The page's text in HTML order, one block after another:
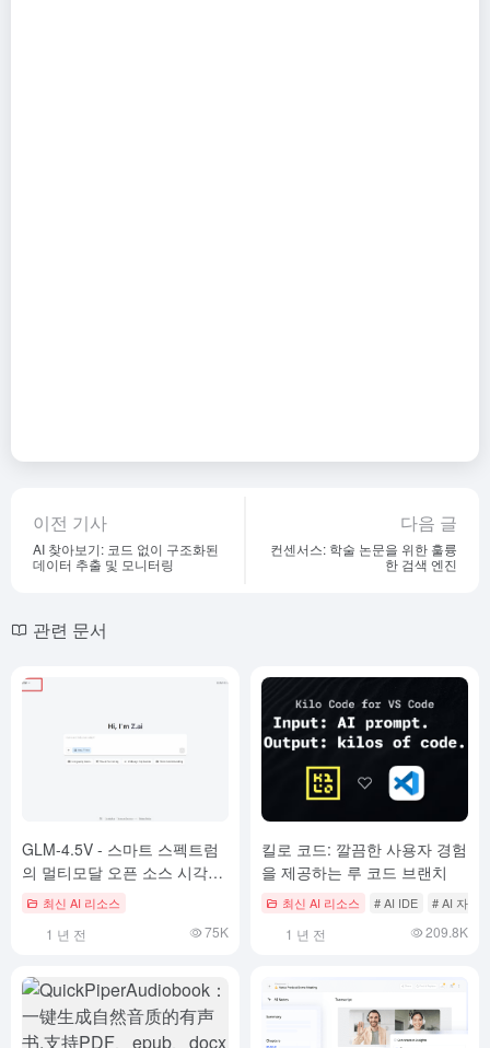
이전 기사
AI 찾아보기: 코드 없이 구조화된
데이터 추출 및 모니터링
다음 글
컨센서스: 학술 논문을 위한 훌륭
한 검색 엔진
관련 문서
GLM-4.5V - 스마트 스펙트럼
의 멀티모달 오픈 소스 시각적
추론 모델
최신 AI 리소스
1 년 전 75K
킬로 코드: 깔끔한 사용자 경험
을 제공하는 루 코드 브랜치
최신 AI 리소스 # AI IDE # AI 자바
1 년 전 209.8K